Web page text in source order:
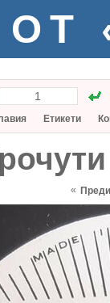
Етикети
«